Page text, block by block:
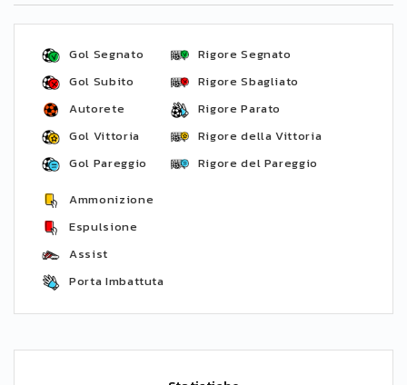
Gol Segnato
Gol Subito
Autorete
Gol Vittoria
Gol Pareggio
Rigore Segnato
Rigore Sbagliato
Rigore Parato
Rigore della Vittoria
Rigore del Pareggio
Ammonizione
Espulsione
Assist
Porta Imbattuta